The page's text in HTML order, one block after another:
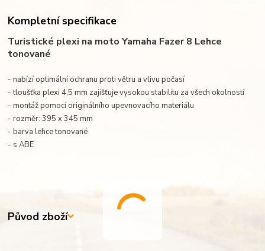
Kompletní specifikace
Turistické plexi na moto Yamaha Fazer 8 Lehce
tonované
- nabízí optimální ochranu proti větru a vlivu počasí
- tloušťka plexi 4,5 mm zajišťuje vysokou stabilitu za všech okolností
- montáž pomocí originálního upevnovacího materiálu
- rozměr: 395 x 345 mm
- barva lehce tonované
- s ABE
Původ zboží